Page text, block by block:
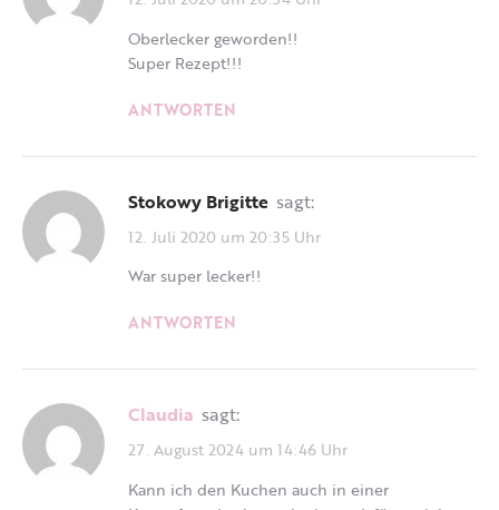
Oberlecker geworden!!
Super Rezept!!!
ANTWORTEN
Stokowy Brigitte sagt:
12. Juli 2020 um 20:35 Uhr
War super lecker!!
ANTWORTEN
Claudia sagt:
27. August 2024 um 14:46 Uhr
Kann ich den Kuchen auch in einer